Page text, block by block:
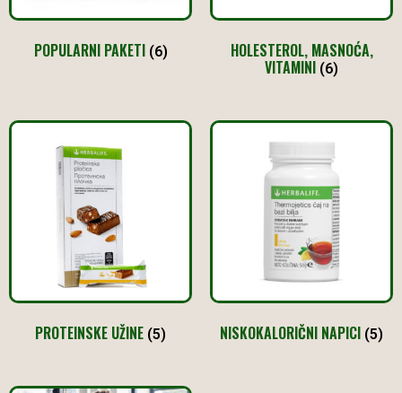
POPULARNI PAKETI (6) HOLESTEROL, MASNOĆA,
VITAMINI (6)
PROTEINSKE UŽINE (5) NISKOKALORIČNI NAPICI (5)